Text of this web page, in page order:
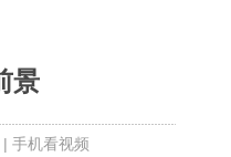
景
手机看视频